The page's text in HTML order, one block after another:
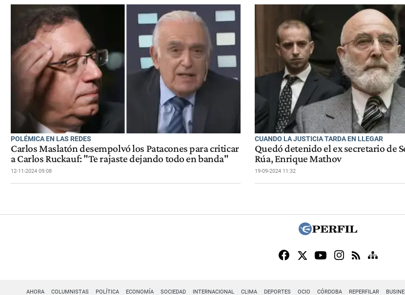
POLÉMICA EN LAS REDES
Carlos Maslatón desempolvó los Patacones para criticar
a Carlos Ruckauf: "Te rajaste dejando todo en banda"
12-11-2024 09:08
CUANDO LA JUSTICIA TARDA EN LLEGAR
Quedó detenido el ex secretario de
Rúa, Enrique Mathov
19-09-2024 11:32
AHORA COLUMNISTAS POLÍTICA ECONOMÍA SOCIEDAD INTERNACIONAL CLIMA DEPORTES OCIO CÓRDOBA REPERFILAR